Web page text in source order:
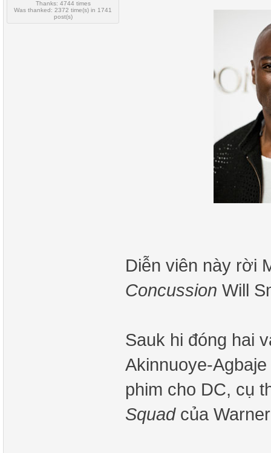
Thanks: 4744 times
Was thanked: 2372 time(s) in 1741
post(s)
Diễn viên này rời
Concussion Will
Sauk hi đóng hai
Akinnuoye-
phim cho DC, cụ
Squad của